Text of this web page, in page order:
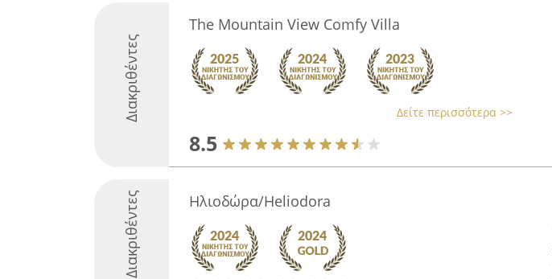
Διακριθέντες
The Mountain View Comfy Villa
Δείτε περισσότερα >>
8.5
Διακριθέντες Ηλιοδώρα/Heliodora